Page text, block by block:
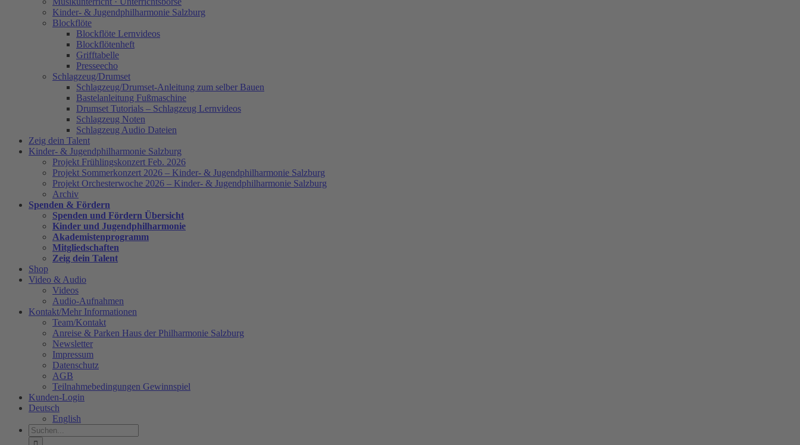
Kinder- & Jugendphilharmonie Salzburg
Blockflöte
Blockflöte Lernvideos
Blockflötenheft
Grifftabelle
Presseecho
Schlagzeug/Drumset
Schlagzeug/Drumset-Anleitung zum selber Bauen
Bastelanleitung Fußmaschine
Drumset Tutorials – Schlagzeug Lernvideos
Schlagzeug Noten
Schlagzeug Audio Dateien
Zeig dein Talent
Kinder- & Jugendphilharmonie Salzburg
Projekt Frühlingskonzert Feb. 2026
Projekt Sommerkonzert 2026 – Kinder- & Jugendphilharmonie Salzburg
Projekt Orchesterwoche 2026 – Kinder- & Jugendphilharmonie Salzburg
Archiv
Spenden & Fördern
Spenden und Fördern Übersicht
Kinder und Jugendphilharmonie
Akademistenprogramm
Mitgliedschaften
Zeig dein Talent
Shop
Video & Audio
Videos
Audio-Aufnahmen
Kontakt/Mehr Informationen
Team/Kontakt
Anreise & Parken Haus der Philharmonie Salzburg
Newsletter
Impressum
Datenschutz
AGB
Teilnahmebedingungen Gewinnspiel
Kunden-Login
Deutsch
English
Suche
nach: